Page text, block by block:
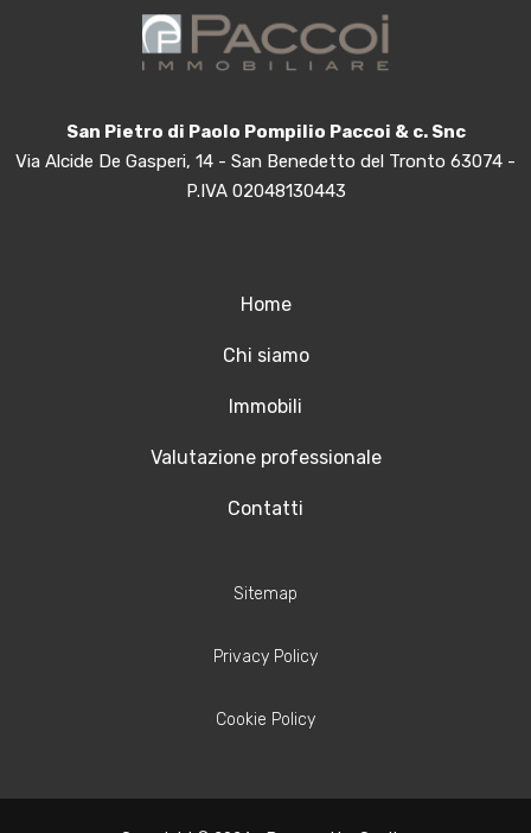
San Pietro di Paolo Pompilio Paccoi & c. Snc
Via Alcide De Gasperi, 14 - San Benedetto del Tronto 63074 -
P.IVA 02048130443
Home
Chi siamo
Immobili
Valutazione professionale
Contatti
Sitemap
Privacy Policy
Cookie Policy